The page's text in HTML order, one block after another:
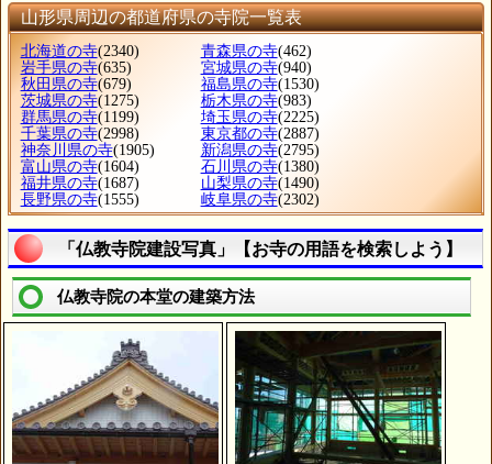
山形県周辺の都道府県の寺院一覧表
北海道の寺(2340) 青森県の寺(462)
岩手県の寺(635) 宮城県の寺(940)
秋田県の寺(679) 福島県の寺(1530)
茨城県の寺(1275) 栃木県の寺(983)
群馬県の寺(1199) 埼玉県の寺(2225)
千葉県の寺(2998) 東京都の寺(2887)
神奈川県の寺(1905) 新潟県の寺(2795)
富山県の寺(1604) 石川県の寺(1380)
福井県の寺(1687) 山梨県の寺(1490)
長野県の寺(1555) 岐阜県の寺(2302)
「仏教寺院建設写真」【お寺の用語を検索しよう】
仏教寺院の本堂の建築方法